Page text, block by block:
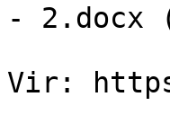
- 2.docx